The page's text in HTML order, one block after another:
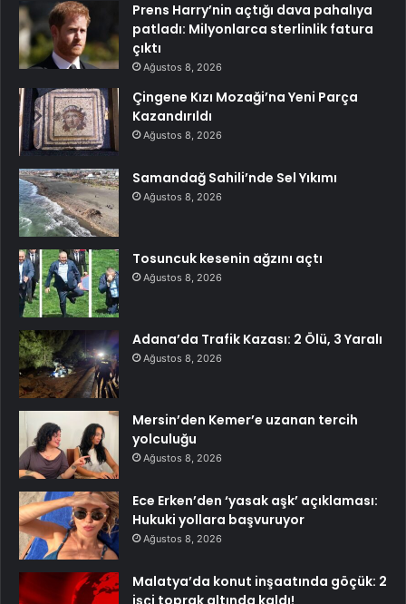
Prens Harry’nin açtığı dava pahalıya
patladı: Milyonlarca sterlinlik fatura
çıktı
Ağustos 8, 2026
Çingene Kızı Mozaği’na Yeni Parça
Kazandırıldı
Ağustos 8, 2026
Samandağ Sahili’nde Sel Yıkımı
Ağustos 8, 2026
Tosuncuk kesenin ağzını açtı
Ağustos 8, 2026
Adana’da Trafik Kazası: 2 Ölü, 3 Yaralı
Ağustos 8, 2026
Mersin’den Kemer’e uzanan tercih
yolculuğu
Ağustos 8, 2026
Ece Erken’den ‘yasak aşk’ açıklaması:
Hukuki yollara başvuruyor
Ağustos 8, 2026
Malatya’da konut inşaatında göçük: 2